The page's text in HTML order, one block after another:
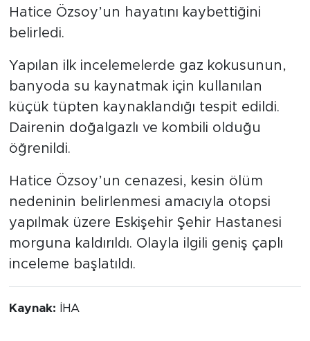
Hatice Özsoy’un hayatını kaybettiğini
belirledi.
Yapılan ilk incelemelerde gaz kokusunun,
banyoda su kaynatmak için kullanılan
küçük tüpten kaynaklandığı tespit edildi.
Dairenin doğalgazlı ve kombili olduğu
öğrenildi.
Hatice Özsoy’un cenazesi, kesin ölüm
nedeninin belirlenmesi amacıyla otopsi
yapılmak üzere Eskişehir Şehir Hastanesi
morguna kaldırıldı. Olayla ilgili geniş çaplı
inceleme başlatıldı.
Kaynak: İHA